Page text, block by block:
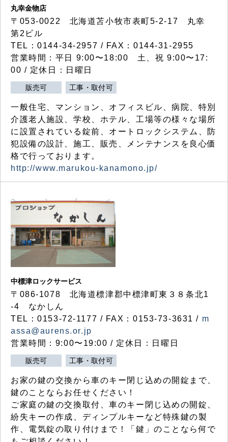
丸幸金物店
〒053-0022 北海道苫小牧市表町5-2-17 丸幸
第2ビル
TEL：0144-34-2957 / FAX：0144-31-2955
営業時間：平日 9:00〜18:00 土、祝 9:00〜17:
00 / 定休日：日曜日
販売可 工事・取付可
一般住宅、マンション、オフィスビル、病院、特別
介護老人施設、学校、ホテル、工場等の様々な場所
に設置されている錠前、オートロックシステム、防
犯設備の設計、施工、販売、メンテナンスを良心価
格で行っております。
http://www.marukou-kanamono.jp/
中標津ロックサービス
〒086-1078 北海道標津郡中標津町東３８条北1
-4 なかしん
TEL：0153-72-1177 / FAX：0153-73-3631 / m
assa@aurens.or.jp
営業時間：9:00〜19:00 / 定休日：日曜日
販売可 工事・取付可
お家の鍵の交換から車のキー閉じ込めの開錠まで、
鍵のことならお任せください！
ご家庭の鍵の交換取付、車のキー閉じ込めの開錠、
紛失キーの作成、ディンプルキーなど特殊鍵の製
作、電気錠の取り付けまで！「鍵」のことなら何で